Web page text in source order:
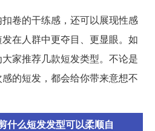
卷的干练感，还可以展现性感
在人群中更夺目、更显眼。如
家推荐几款短发类型。不论是
的短发，都会给你带来意想不
什么短发发型可以柔顺自